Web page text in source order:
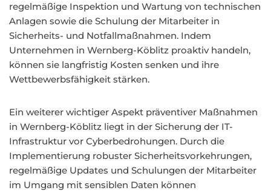
regelmäßige Inspektion und Wartung von technischen
Anlagen sowie die Schulung der Mitarbeiter in
Sicherheits- und Notfallmaßnahmen. Indem
Unternehmen in Wernberg-Köblitz proaktiv handeln,
können sie langfristig Kosten senken und ihre
Wettbewerbsfähigkeit stärken.
Ein weiterer wichtiger Aspekt präventiver Maßnahmen
in Wernberg-Köblitz liegt in der Sicherung der IT-
Infrastruktur vor Cyberbedrohungen. Durch die
Implementierung robuster Sicherheitsvorkehrungen,
regelmäßige Updates und Schulungen der Mitarbeiter
im Umgang mit sensiblen Daten können